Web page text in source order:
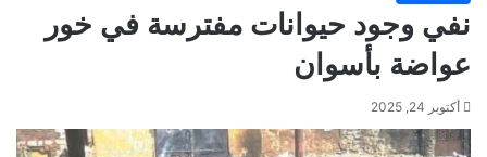
نفي وجود حيوانات مفترسة في خور
عواضة بأسوان
أكتوبر 24, 2025